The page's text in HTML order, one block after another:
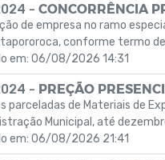
- CONCORRÊNCIA
de empresa no ramo
conforme termo
em: 06/08/2026 14:31
- PREÇÃO
parceladas de Materiais de
Municipal, até
em: 06/08/2026 21:41